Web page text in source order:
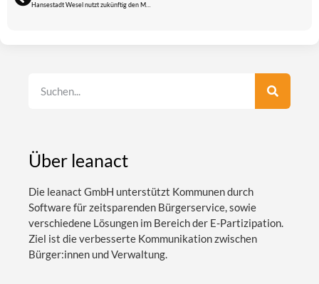
Hansestadt Wesel nutzt zukünftig den Meldoo Mängelmelder
Über leanact
Die leanact GmbH unterstützt Kommunen durch
Software für zeitsparenden Bürgerservice, sowie
verschiedene Lösungen im Bereich der E-Partizipation.
Ziel ist die verbesserte Kommunikation zwischen
Bürger:innen und Verwaltung.